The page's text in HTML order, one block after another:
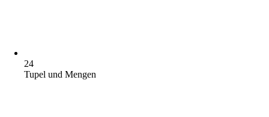
24
Tupel und Mengen